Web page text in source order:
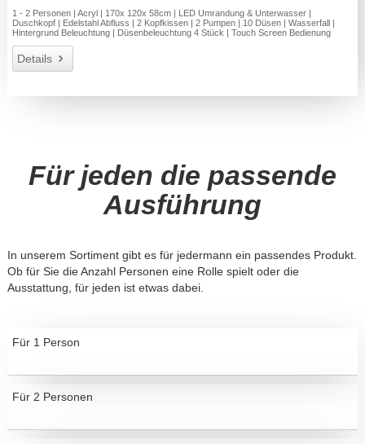
1 - 2 Personen | Acryl | 170x 120x 58cm | LED Umrandung & Unterwasser |
Duschkopf | Edelstahl Abfluss | 2 Kopfkissen | 2 Pumpen | 10 Düsen | Wasserfall |
Hintergrund Beleuchtung | Düsenbeleuchtung 4 Stück | Touch Screen Bedienung
Details
Für jeden die passende
Ausführung
In unserem Sortiment gibt es für jedermann ein passendes Produkt.
Ob für Sie die Anzahl Personen eine Rolle spielt oder die
Ausstattung, für jeden ist etwas dabei.
Für 1 Person
Für 2 Personen